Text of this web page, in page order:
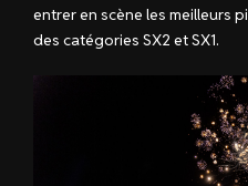
entrer en scène les meilleurs
des catégories SX2 et SX1.